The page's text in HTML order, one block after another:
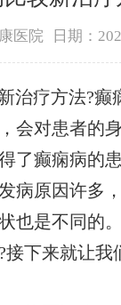
医院 日期：
治疗方法?癫
会对患者的
了癫痫病的
病原因许多
也是不同的
接下来就让我